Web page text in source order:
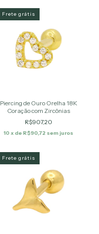
Frete grátis
Piercing de Ouro Orelha 18K
Coração com Zircônias
R$907,20
10 x de R$90,72 sem juros
Frete grátis